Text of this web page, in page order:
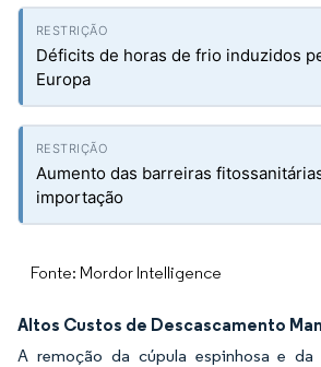
Déficits de horas de frio induzidos
Europa
Aumento das barreiras
importação
Fonte: Mordor Intelligence
Altos Custos de Descascamento
A remoção da cúpula espinhosa e da